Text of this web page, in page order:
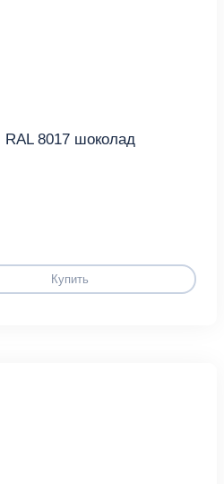
8017 шоколад
Купить